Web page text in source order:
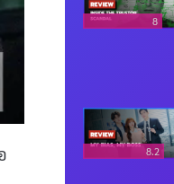
8
8.2